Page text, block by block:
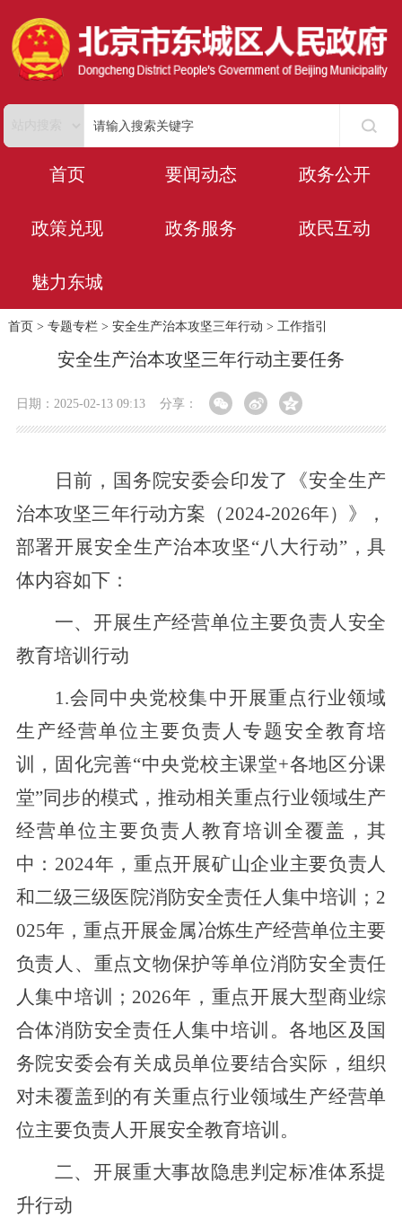
首页 要闻动态 政务公开
政策兑现 政务服务 政民互动
魅力东城
首页 > 专题专栏> 安全生产治本攻坚三年行动 > 工作指引
安全生产治本攻坚三年行动主要任务
日期：2025-02-13 09:13 分享：
日前，国务院安委会印发了《安全生产
治本攻坚三年行动方案（2024-2026年）》，
部署开展安全生产治本攻坚“八大行动”，具
体内容如下：
一、开展生产经营单位主要负责人安全
教育培训行动
1.会同中央党校集中开展重点行业领域
生产经营单位主要负责人专题安全教育培
训，固化完善“中央党校主课堂+各地区分课
堂”同步的模式，推动相关重点行业领域生产
经营单位主要负责人教育培训全覆盖，其
中：2024年，重点开展矿山企业主要负责人
和二级三级医院消防安全责任人集中培训；2
025年，重点开展金属冶炼生产经营单位主要
负责人、重点文物保护等单位消防安全责任
人集中培训；2026年，重点开展大型商业综
合体消防安全责任人集中培训。各地区及国
务院安委会有关成员单位要结合实际，组织
对未覆盖到的有关重点行业领域生产经营单
位主要负责人开展安全教育培训。
二、开展重大事故隐患判定标准体系提
升行动